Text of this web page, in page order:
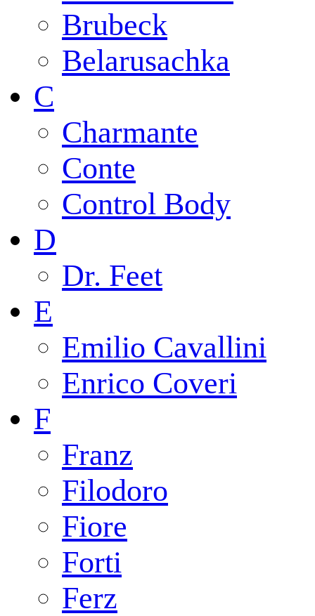
Brubeck
Belarusachka
C
Charmante
Conte
Control Body
D
Dr. Feet
E
Emilio Cavallini
Enrico Coveri
F
Franz
Filodoro
Fiore
Forti
Ferz